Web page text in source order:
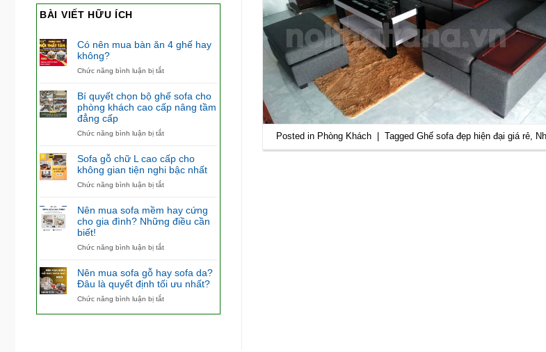
BÀI VIẾT HỮU ÍCH
Có nên mua bàn ăn 4 ghế hay
không?
Chức năng bình luận bị tắtở
nên
mua
bàn
4
hay
không?
Bí quyết chọn bộ ghế sofa cho
phòng khách cao cấp nâng tầm
đẳng cấp
Chức năng bình luận bị tắtở
quyết
chọn
bộ
ghế
cho
phòng
khách
cấp
đẳng
cấp
Sofa gỗ chữ L cao cấp cho
không gian tiện nghi bậc nhất
Chức năng bình luận bị tắtở
chữ
L
cấp
gian
tiện
nghi
Nên mua sofa mềm hay cứng
cho gia đình? Những điều cần
biết!
Chức năng bình luận bị tắtở
sofa
mềm
hay
Nên mua sofa gỗ hay sofa da?
Đâu là quyết định tối ưu nhất?
Chức năng bình luận bị tắtở
Posted in Phòng Khách TaggedGhế sofa đẹp hiện đại giá rẻ